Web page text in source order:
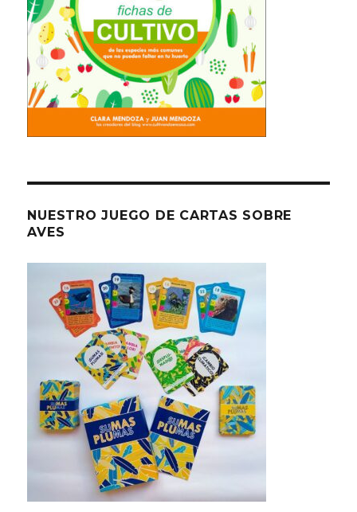
NUESTRO JUEGO DE CARTAS SOBRE
AVES